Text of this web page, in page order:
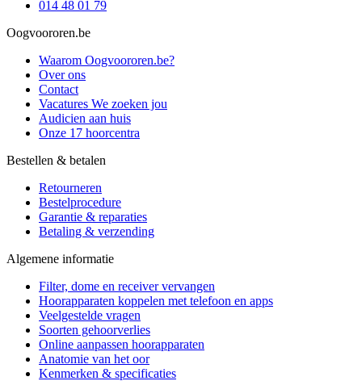
014 48 01 79
Oogvoororen.be
Waarom Oogvoororen.be?
Over ons
Contact
Vacatures We zoeken jou
Audicien aan huis
Onze 17 hoorcentra
Bestellen & betalen
Retourneren
Bestelprocedure
Garantie & reparaties
Betaling & verzending
Algemene informatie
Filter, dome en receiver vervangen
Hoorapparaten koppelen met telefoon en apps
Veelgestelde vragen
Soorten gehoorverlies
Online aanpassen hoorapparaten
Anatomie van het oor
Kenmerken & specificaties